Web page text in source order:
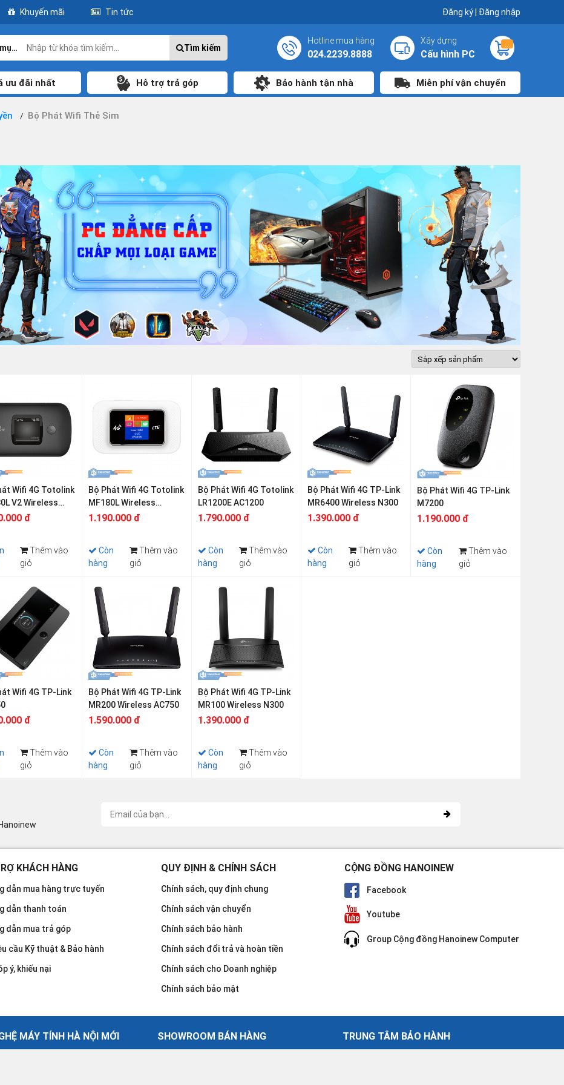
Khuyến mãi Tin tức Đăng ký| Đăng nhập
Tất cả danh mục Tìm kiếm
Hotline mua hàng
024.2239.8888
Xây dựng
Cấu hình PC
ưu đãi nhất Hỗ trợ trả góp Bảo hành tận nhà Miễn phí vận chuyển
Bộ Phát Wifi Thẻ Sim
Wifi 4G Totolink
V2 Wireless
đ
Thêm vào
giỏ
Bộ Phát Wifi 4G Totolink
MF180L Wireless
N150Mbps
1.190.000 đ
Còn
hàng
Thêm vào
giỏ
Bộ Phát Wifi 4G Totolink
LR1200E AC1200
1.790.000 đ
Còn
hàng
Thêm vào
giỏ
Bộ Phát Wifi 4G TP-Link
MR6400 Wireless N300
1.390.000 đ
Còn
hàng
Thêm vào
giỏ
Bộ Phát Wifi 4G TP-Link
M7200
1.190.000 đ
Còn
hàng
Thêm vào
giỏ
Wifi 4G TP-Link
đ
Thêm vào
giỏ
Bộ Phát Wifi 4G TP-Link
MR200 Wireless AC750
1.590.000 đ
Còn
hàng
Thêm vào
giỏ
Bộ Phát Wifi 4G TP-Link
MR100 Wireless N300
1.390.000 đ
Còn
hàng
Thêm vào
giỏ
KHÁCH HÀNG
dẫn mua hàng trực tuyến
dẫn thanh toán
dẫn mua trả góp
cầu Kỹ thuật & Bảo hành
ý, khiếu nại
QUY ĐỊNH & CHÍNH SÁCH
Chính sách, quy định chung
Chính sách vận chuyển
Chính sách bảo hành
Chính sách đổi trả và hoàn tiền
Chính sách cho Doanh nghiệp
Chính sách bảo mật
CỘNG ĐỒNG HANOINEW
Facebook
Youtube
Group Cộng đồng Hanoinew Computer
MÁY TÍNH HÀ NỘI MỚI SHOWROOM BÁN HÀNG TRUNG TÂM BẢO HÀNH